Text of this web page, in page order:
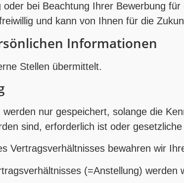
bei Beachtung Ihrer Bewerbung
und kann von Ihnen für die
Informationen
Stellen übermittelt.
nur gespeichert, solange die
sind, erforderlich ist oder
Vertragsverhältnisses bewahren wir
(=Anstellung)